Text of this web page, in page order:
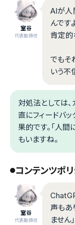
室谷
代表取締役
AIが人
んです
肯定的
でもそ
いう不
対処法としては
直にフィードバ
果的です。「人間
もいますね。
コンテンツポ
室谷
代表取締役
声もあ
ません